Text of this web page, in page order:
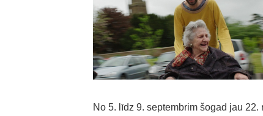
No 5. līdz 9. septembrim šogad jau